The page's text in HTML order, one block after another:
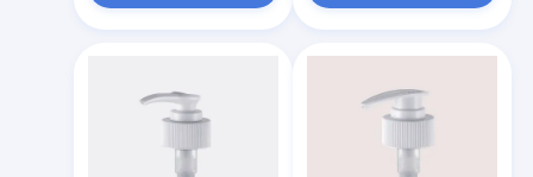
منتجات
معلومات عنا